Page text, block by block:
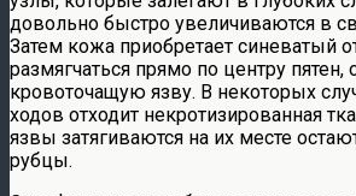
довольно быстро увеличиваются в
Затем кожа приобретает синеватый
размягчаться прямо по центру
кровоточащую язву. В некоторых
ходов отходит некротизированная
язвы затягиваются на их месте
рубцы.